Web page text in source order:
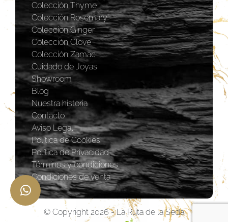
Colección Thyme
Colección Rosemary
Coleccion Ginger
Colección Clove
Colección Zamac
Cuidado de Joyas
Showroom
Blog
Nuestra historia
Contacto
Aviso Legal
Política de Cookies
Política de Privacidad
Términos y condiciones
Condiciones de venta
© Copyright 2026 - La Ruta de la Seda